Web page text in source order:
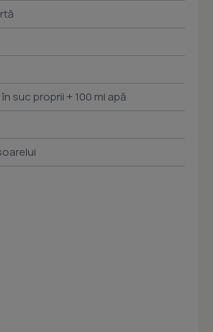
suc proprii + 100 ml apă